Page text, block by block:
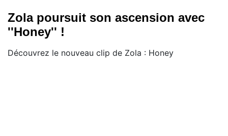
Zola poursuit son ascension avec
''Honey'' !
Découvrez le nouveau clip de Zola : Honey